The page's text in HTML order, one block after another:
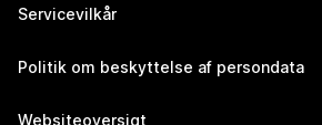
Servicevilkår
Politik om beskyttelse af persondata
Websiteoversigt